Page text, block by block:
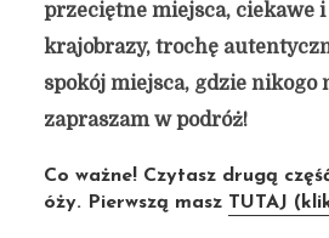
przeciętne miejsca, ciekawe
krajobrazy, trochę
spokój miejsca, gdzie nikogo
zapraszam w podróż!
Co ważne! Czytasz drugą
óży. Pierwszą masz TUTAJ